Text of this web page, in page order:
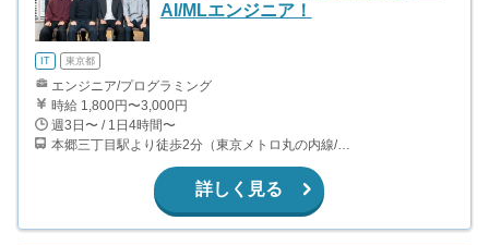
AI/MLエンジニア！
IT 東京都
エンジニア/プログラミング
時給 1,800円〜3,000円
週3日〜 / 1日4時間〜
本郷三丁目駅より徒歩2分（東京メトロ丸の内線/都営地下鉄大江戸線）
詳しく見る